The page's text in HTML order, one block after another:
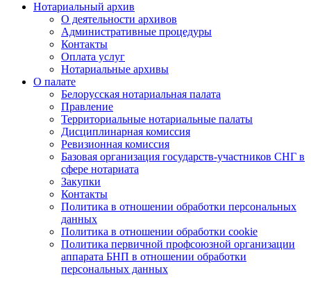
Нотариальный архив
О деятельности архивов
Административные процедуры
Контакты
Оплата услуг
Нотариальные архивы
О палате
Белорусская нотариальная палата
Правление
Территориальные нотариальные палаты
Дисциплинарная комиссия
Ревизионная комиссия
Базовая организация государств-участников СНГ в
сфере нотариата
Закупки
Контакты
Политика в отношении обработки персональных
данных
Политика в отношении обработки cookie
Политика первичной профсоюзной организации
аппарата БНП в отношении обработки
персональных данных